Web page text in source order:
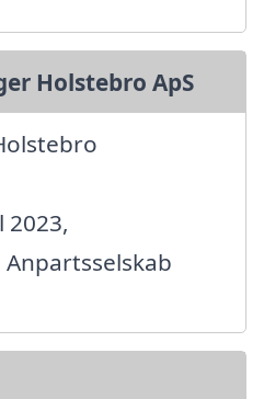
Holstebro ApS
2023,